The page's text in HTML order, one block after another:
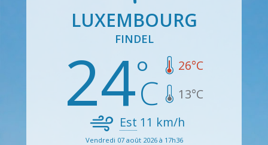
LUXEMBOURG
FINDEL
24 26°C
13°C
Est 11 km/h
Vendredi 07 août 2026 à 17h36